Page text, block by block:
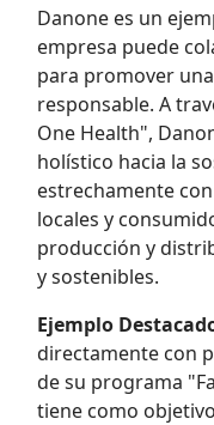
Danone es un
empresa puede
para promover
responsable. A
One Health",
holístico hacia la
estrechamente
locales y
producción y
y sostenibles.
Ejemplo
directamente con
de su programa
tiene como